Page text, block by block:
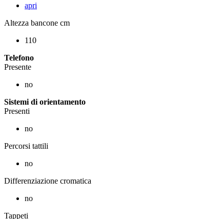
apri
Altezza bancone cm
110
Telefono
Presente
no
Sistemi di orientamento
Presenti
no
Percorsi tattili
no
Differenziazione cromatica
no
Tappeti